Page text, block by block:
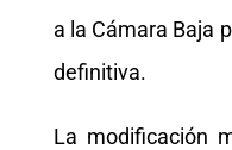
a la Cámara Baja
definitiva.
La modificación